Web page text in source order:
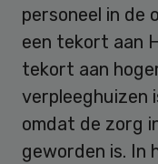
personeel in de
een tekort aan
tekort aan
verpleeghuizen
omdat de zorg
geworden is.